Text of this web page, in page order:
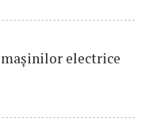
electrice